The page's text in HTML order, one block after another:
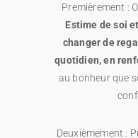
Premièrement :
Estime de soi
changer de
quotidien, en
au bonheur que
Deuxièmement :